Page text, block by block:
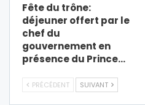
Fête du trône:
déjeuner offert par le
chef du
gouvernement en
présence du Prince…
PRÉCÉDENT SUIVANT